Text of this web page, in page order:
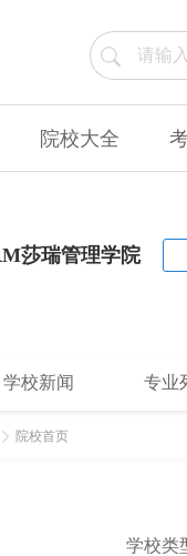
院校大全
莎瑞管理学院
学校新闻 专业
院校首页
学校类